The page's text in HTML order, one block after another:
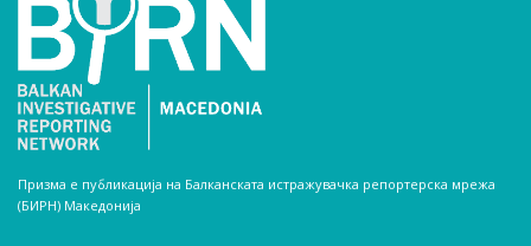
Призма е публикација на Балканската истражувачка репортерска мрежа
(БИРН) Македонија